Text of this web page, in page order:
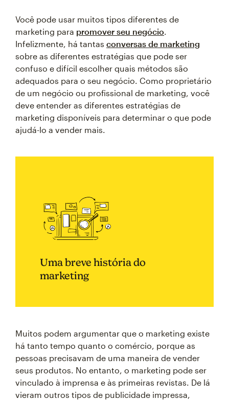
Você pode usar muitos tipos diferentes de
marketing para promover seu negócio.
Infelizmente, há tantas conversas de marketing
sobre as diferentes estratégias que pode ser
confuso e difícil escolher quais métodos são
adequados para o seu negócio. Como proprietário
de um negócio ou profissional de marketing, você
deve entender as diferentes estratégias de
marketing disponíveis para determinar o que pode
ajudá-lo a vender mais.
Uma breve história do
marketing
Muitos podem argumentar que o marketing existe
há tanto tempo quanto o comércio, porque as
pessoas precisavam de uma maneira de vender
seus produtos. No entanto, o marketing pode ser
vinculado à imprensa e às primeiras revistas. De lá
vieram outros tipos de publicidade impressa,